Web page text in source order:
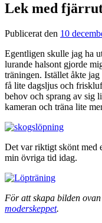
Lek med
Publicerat den 10
Egentligen skulle jag ha
lurande halsont gjorde
träningen. Istället åkte
få lite dagsljus och
behov och sprang av sig
kameran och träna lite
Det var riktigt skönt med
min övriga tid idag.
För att skapa bilden
moderskeppet.